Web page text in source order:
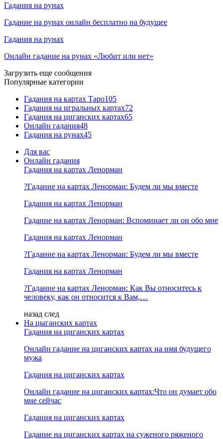
Гадания на рунах
Гадание на рунах онлайн бесплатно на будущее
Гадания на рунах
Онлайн гадание на рунах «Любит или нет»
Загрузить еще сообщения
Популярные категории
Гадания на картах Таро105
Гадания на игральных картах72
Гадания на циганских картах65
Онлайн гадания48
Гадания на рунах45
Для вас
Онлайн гадания
Гадания на картах Ленорман
?Гадание на картах Ленорман: Будем ли мы вместе
Гадания на картах Ленорман
Гадание на картах Ленорман: Вспоминает ли он обо мне
Гадания на картах Ленорман
?Гадание на картах Ленорман: Будем ли мы вместе
Гадания на картах Ленорман
?Гадание на картах Ленорман: Как Вы относитесь к
человеку, как он относится к Вам,…
назад след
На цыганских картах
Гадания на циганских картах
Онлайн гадание на циганских картах на имя будущего
мужа
Гадания на циганских картах
Онлайн гадание на циганских картах:Что он думает обо
мне сейчас
Гадания на циганских картах
Гадание на циганских картах на суженого ряженого